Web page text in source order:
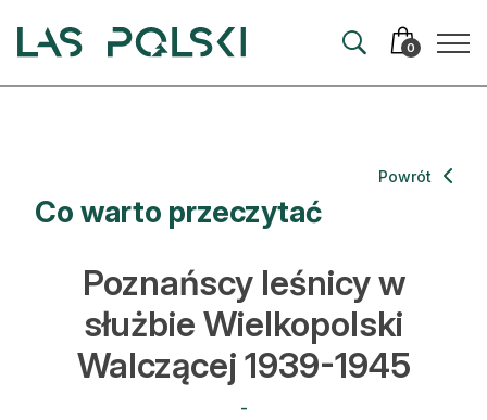
0
Artykuły
Hodowla lasu
Ochrona lasu
Nowe technologie
Co warto przeczytać
Powrót
Poznańscy leśnicy w
służbie Wielkopolski
Walczącej 1939-1945
-